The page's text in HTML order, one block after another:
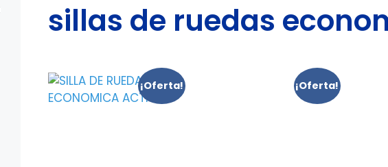
sillas de ruedas
¡Oferta! ¡Oferta!